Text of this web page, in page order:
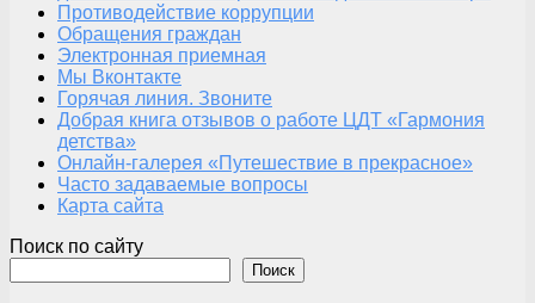
Противодействие коррупции
Обращения граждан
Электронная приемная
Мы Вконтакте
Горячая линия. Звоните
Добрая книга отзывов о работе ЦДТ «Гармония
детства»
Онлайн-галерея «Путешествие в прекрасное»
Часто задаваемые вопросы
Карта сайта
Поиск по сайту
Поиск